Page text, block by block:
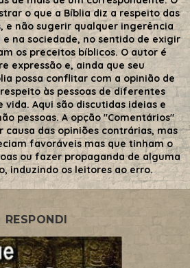
o que a Bíblia diz a respeito das
e não sugerir qualquer ingerência
na sociedade, no sentido de exigir
os preceitos bíblicos. O autor é
expressão e, ainda que seu
possa conflitar com a opinião de
às pessoas de diferentes
vida. Aqui são discutidas ideias e
pessoas. A opção "Comentários"
das opiniões contrárias, mas
favoráveis mas que tinham o
ou fazer propaganda de alguma
induzindo os leitores ao erro.
RESPONDI